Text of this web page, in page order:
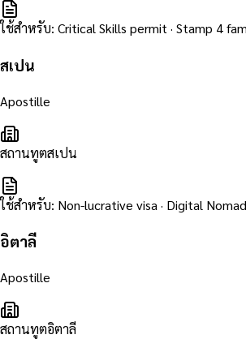
ใช้สำหรับ: Critical Skills permit · Stamp 4
สเปน
Apostille
สถานทูตสเปน
ใช้สำหรับ: Non-lucrative visa · Digital
อิตาลี
Apostille
สถานทูตอิตาลี